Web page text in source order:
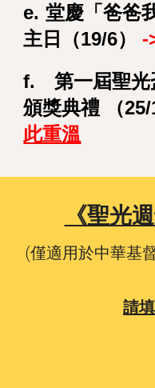
e. 堂慶「爸爸
主日（19/6） -
f. 第一屆聖光
頒獎典禮 （
此重溫
《聖光
(僅適用於中華基
請